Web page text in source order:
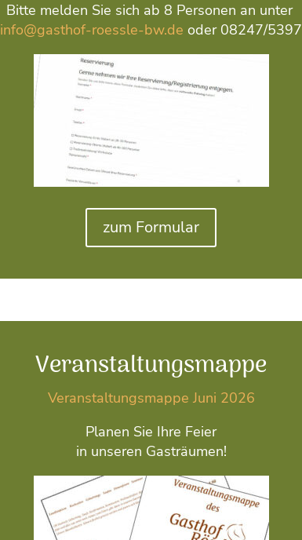
Bitte melden Sie sich ab 8 Personen an unter
info@gasthof-roessle-bw.de oder 08247/5397
zum Formular
Veranstaltungsmappe
Veranstaltungsmappe Juni 2026
Planen Sie Ihre Feier
in unseren Gasträumen!